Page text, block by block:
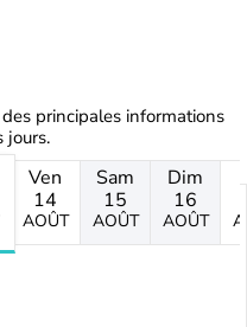
principales informations
jours.
Ven
14
AOÛT
Sam
15
AOÛT
Dim
16
AOÛT